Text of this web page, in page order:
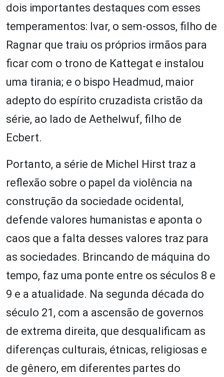
dois importantes destaques com esses
temperamentos: Ivar, o sem-ossos, filho de
Ragnar que traiu os próprios irmãos para
ficar com o trono de Kattegat e instalou
uma tirania; e o bispo Headmud, maior
adepto do espírito cruzadista cristão da
série, ao lado de Aethelwuf, filho de
Ecbert.
Portanto, a série de Michel Hirst traz a
reflexão sobre o papel da violência na
construção da sociedade ocidental,
defende valores humanistas e aponta o
caos que a falta desses valores traz para
as sociedades. Brincando de máquina do
tempo, faz uma ponte entre os séculos 8 e
9 e a atualidade. Na segunda década do
século 21, com a ascensão de governos
de extrema direita, que desqualificam as
diferenças culturais, étnicas, religiosas e
de gênero, em diferentes partes do